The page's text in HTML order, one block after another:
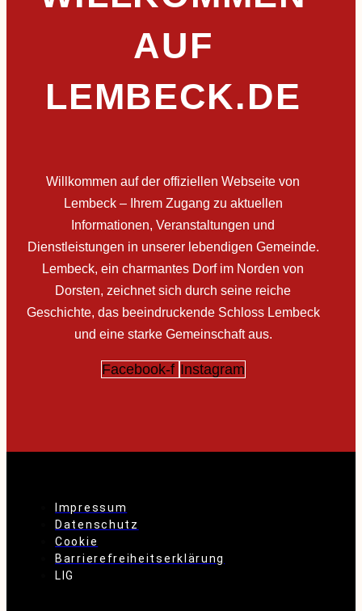
AUF
LEMBECK.DE
Willkommen auf der offiziellen Webseite von
Lembeck – Ihrem Zugang zu aktuellen
Informationen, Veranstaltungen und
Dienstleistungen in unserer lebendigen Gemeinde.
Lembeck, ein charmantes Dorf im Norden von
Dorsten, zeichnet sich durch seine reiche
Geschichte, das beeindruckende Schloss Lembeck
und eine starke Gemeinschaft aus.
Facebook-f Instagram
Impressum
Datenschutz
Cookie
Barrierefreiheitserklärung
LIG